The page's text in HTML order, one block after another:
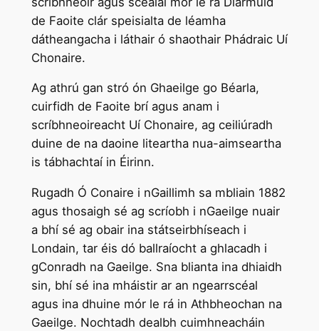
de Faoite clár speisialta de léamha
dátheangacha i láthair ó shaothair Phádraic Uí
Chonaire.
Ag athrú gan stró ón Ghaeilge go Béarla,
cuirfidh de Faoite brí agus anam i
scríbhneoireacht Uí Chonaire, ag ceiliúradh
duine de na daoine liteartha nua-aimseartha
is tábhachtaí in Éirinn.
Rugadh Ó Conaire i nGaillimh sa mbliain 1882
agus thosaigh sé ag scríobh i nGaeilge nuair
a bhí sé ag obair ina státseirbhíseach i
Londain, tar éis dó ballraíocht a ghlacadh i
gConradh na Gaeilge. Sna blianta ina dhiaidh
sin, bhí sé ina mháistir ar an ngearrscéal
agus ina dhuine mór le rá in Athbheochan na
Gaeilge. Nochtadh dealbh cuimhneacháin